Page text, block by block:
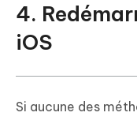
4.
iOS
Si aucune des